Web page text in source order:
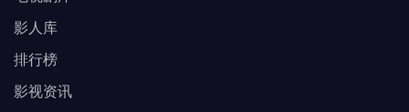
影人库
排行榜
影视资讯